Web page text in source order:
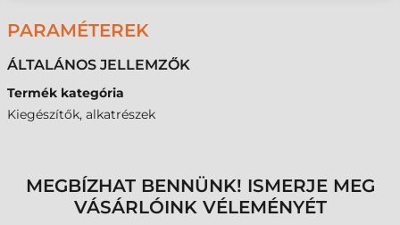
PARAMÉTEREK
ÁLTALÁNOS JELLEMZŐK
Termék kategória
Kiegészítők, alkatrészek
MEGBÍZHAT BENNÜNK! ISMERJE MEG
VÁSÁRLÓINK VÉLEMÉNYÉT